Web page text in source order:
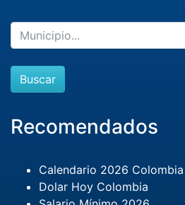
Buscar
Recomendados
Calendario 2026 Colombia
Dolar Hoy Colombia